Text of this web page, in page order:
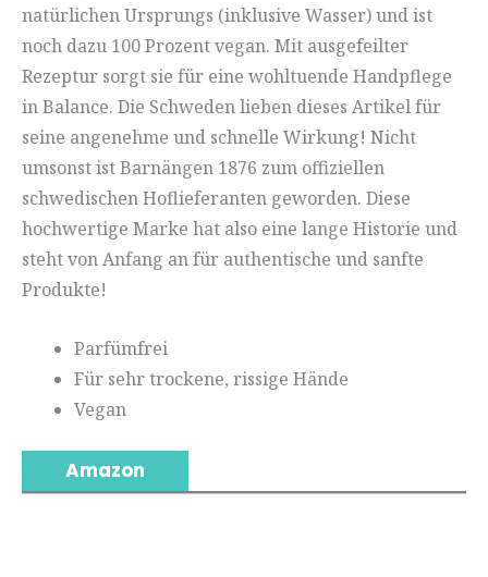
natürlichen Ursprungs (inklusive Wasser) und ist
noch dazu 100 Prozent vegan. Mit ausgefeilter
Rezeptur sorgt sie für eine wohltuende Handpflege
in Balance. Die Schweden lieben dieses Artikel für
seine angenehme und schnelle Wirkung! Nicht
umsonst ist Barnängen 1876 zum offiziellen
schwedischen Hoflieferanten geworden. Diese
hochwertige Marke hat also eine lange Historie und
steht von Anfang an für authentische und sanfte
Produkte!
Parfümfrei
Für sehr trockene, rissige Hände
Vegan
Amazon